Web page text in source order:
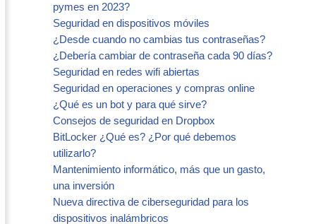
pymes en 2023?
Seguridad en dispositivos móviles
¿Desde cuando no cambias tus contraseñas?
¿Debería cambiar de contraseña cada 90 días?
Seguridad en redes wifi abiertas
Seguridad en operaciones y compras online
¿Qué es un bot y para qué sirve?
Consejos de seguridad en Dropbox
BitLocker ¿Qué es? ¿Por qué debemos
utilizarlo?
Mantenimiento informático, más que un gasto,
una inversión
Nueva directiva de ciberseguridad para los
dispositivos inalámbricos